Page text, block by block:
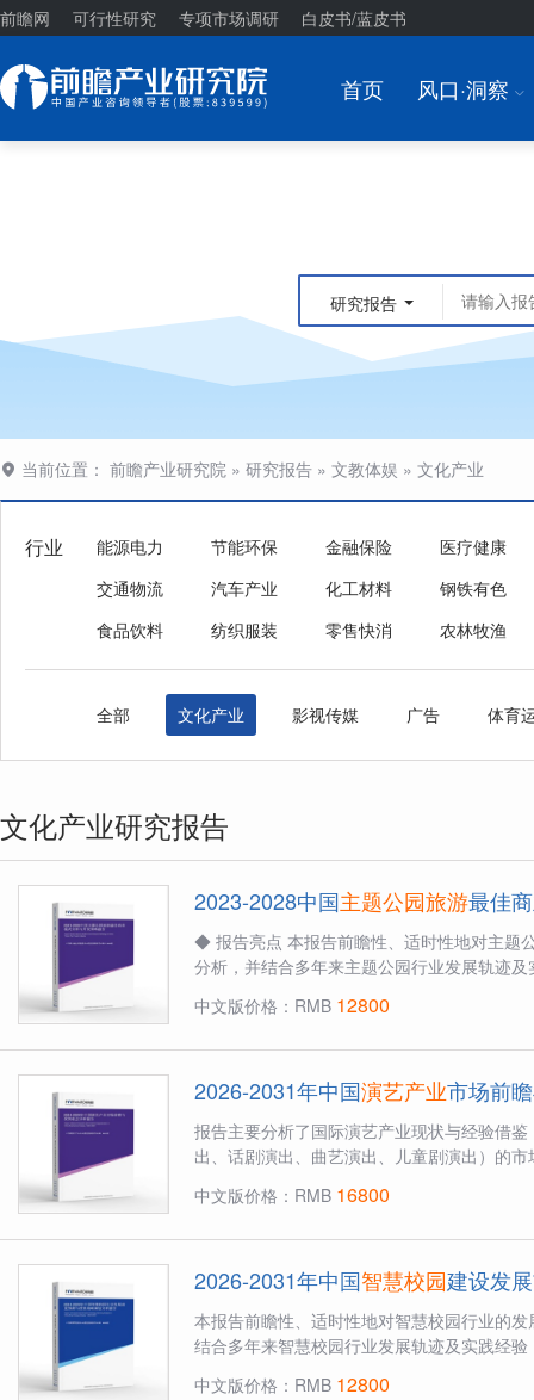
前瞻网 可行性研究 专项市场调研 白皮书/蓝皮书
首页 风口·洞察 I
研究报告
当前位置： 前瞻产业研究院 » 研究报告 » 文教体娱 » 文化产业
行业 能源电力 节能环保 金融保险
医疗健康
交通物流
汽车产业 化工材料
钢铁有色
食品饮料
纺织服装 零售快消 农林牧渔
全部 文化产业 影视传媒 广告 体育
文化产业研究报告
2023-2028中国主题公园旅游最佳
◆ 报告亮点 本报告前瞻性、适时性地对主题
分析，并结合多年来主题公园行业发展轨迹
中文版价格：RMB 12800
2026-2031年中国演艺产业市场前
报告主要分析了国际演艺产业现状与经验借
出、话剧演出、曲艺演出、儿童剧演出）的
中文版价格：RMB 16800
2026-2031年中国智慧校园建设发
本报告前瞻性、适时性地对智慧校园行业的
结合多年来智慧校园行业发展轨迹及实践经
中文版价格：RMB 12800